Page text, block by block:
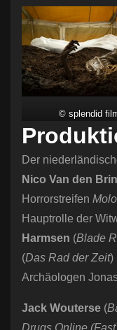
© splendid
Der
Nico Van den
Horrorstreifen
Hauptrolle der
Harmsen (Blade
(Das Rad der Zeit)
Archäologen
Jack Wouterse (
Drugs Online